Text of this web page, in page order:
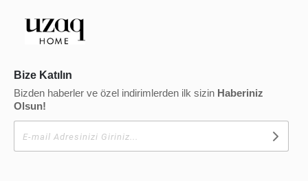
Bize Katılın
Bizden haberler ve özel indirimlerden ilk sizin Haberiniz
Olsun!